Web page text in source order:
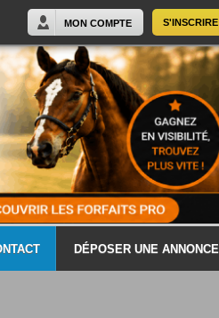
S'INSCRIRE
MON COMPTE
DÉPOSER UNE ANNONCE